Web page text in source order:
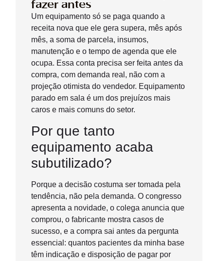
fazer antes
Um equipamento só se paga quando a
receita nova que ele gera supera, mês após
mês, a soma de parcela, insumos,
manutenção e o tempo de agenda que ele
ocupa. Essa conta precisa ser feita antes da
compra, com demanda real, não com a
projeção otimista do vendedor. Equipamento
parado em sala é um dos prejuízos mais
caros e mais comuns do setor.
Por que tanto
equipamento acaba
subutilizado?
Porque a decisão costuma ser tomada pela
tendência, não pela demanda. O congresso
apresenta a novidade, o colega anuncia que
comprou, o fabricante mostra casos de
sucesso, e a compra sai antes da pergunta
essencial: quantos pacientes da minha base
têm indicação e disposição de pagar por